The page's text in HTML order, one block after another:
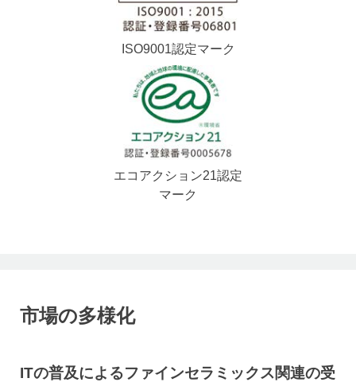
ISO9001認定マーク
エコアクション21認定
マーク
市場の多様化
ITの普及によるファインセラミックス関連の受